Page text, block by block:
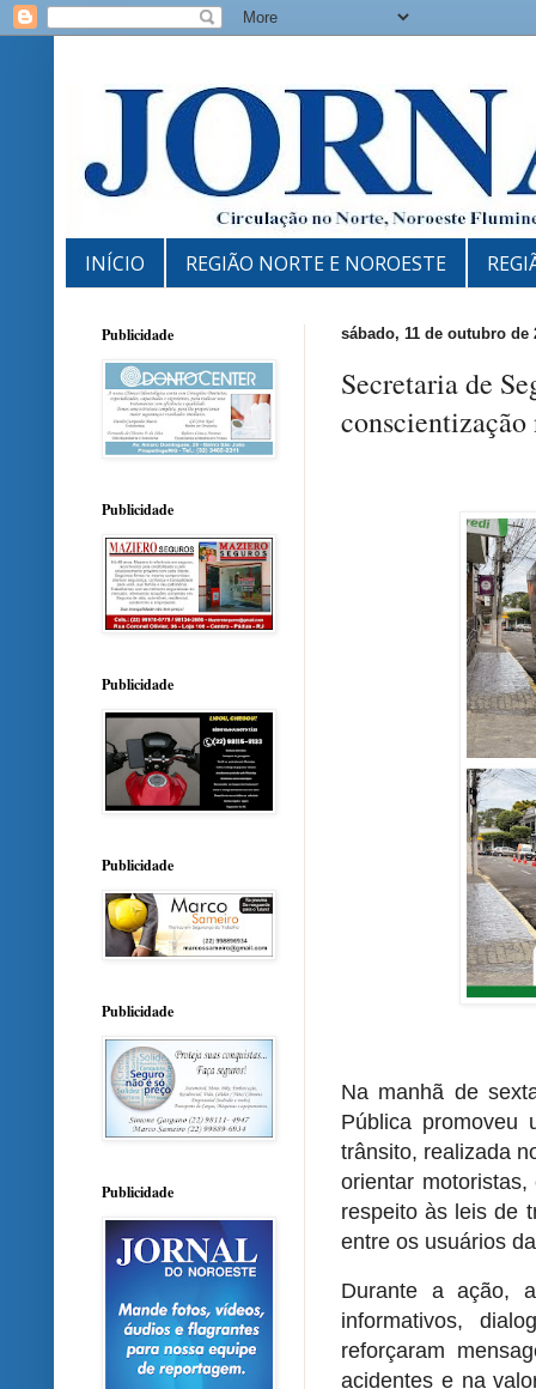
INÍCIO REGIÃO NORTE E NOROESTE
sábado, 11 de outubro de
Secretaria de
Na manhã de
Pública promoveu
trânsito, realizada
orientar
respeito às leis de
entre os usuários
Durante a ação,
informativos,
reforçaram
acidentes e na
Publicidade
Publicidade
Publicidade
Publicidade
Publicidade
Publicidade